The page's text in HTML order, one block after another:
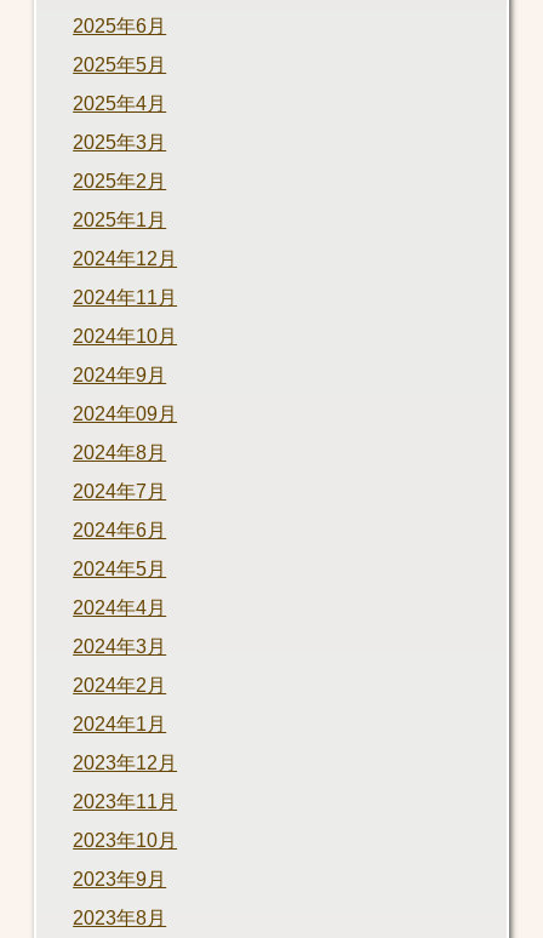
2025年6月
2025年5月
2025年4月
2025年3月
2025年2月
2025年1月
2024年12月
2024年11月
2024年10月
2024年9月
2024年09月
2024年8月
2024年7月
2024年6月
2024年5月
2024年4月
2024年3月
2024年2月
2024年1月
2023年12月
2023年11月
2023年10月
2023年9月
2023年8月